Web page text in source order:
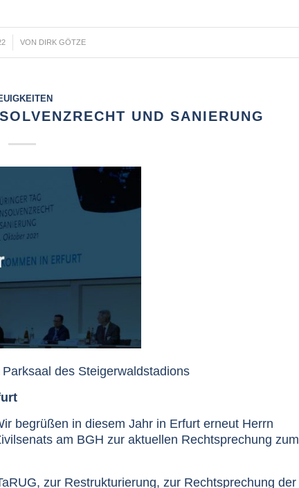
VON DIRK GÖTZE
UND SANIERUNG
des Steigerwaldstadions
begrüßen in diesem Jahr in Erfurt erneut Herrn
am BGH zur aktuellen Rechtsprechung zum
zur Restrukturierung, zur Rechtsprechung der